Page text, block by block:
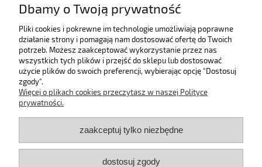
Pomoc
Bestsellery
Informacje
Dbamy o Twoją prywatność
Pliki cookies i pokrewne im technologie umożliwiają poprawne
działanie strony i pomagają nam dostosować ofertę do Twoich
potrzeb. Możesz zaakceptować wykorzystanie przez nas
wszystkich tych plików i przejść do sklepu lub dostosować
użycie plików do swoich preferencji, wybierając opcję "Dostosuj
zgody".
Więcej o plikach cookies przeczytasz w naszej Polityce
prywatności.
zaakceptuj tylko niezbędne
dostosuj zgody